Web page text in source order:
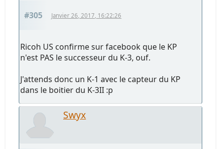
#305 Janvier 26, 2017, 16:22:26
Ricoh US confirme sur facebook que le KP
n'est PAS le successeur du K-3, ouf.
J'attends donc un K-1 avec le capteur du KP
dans le boitier du K-3II :p
Swyx